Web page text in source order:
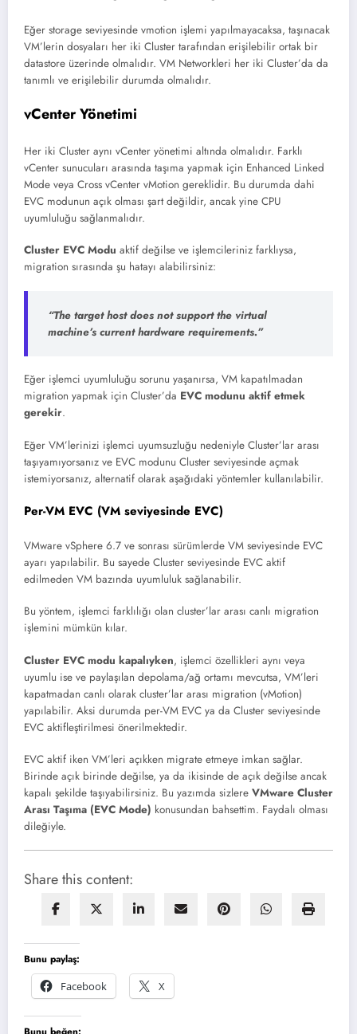
Eğer storage seviyesinde vmotion işlemi yapılmayacaksa, taşınacak
VM’lerin dosyaları her iki Cluster tarafından erişilebilir ortak bir
datastore üzerinde olmalıdır. VM Networkleri her iki Cluster’da da
tanımlı ve erişilebilir durumda olmalıdır.
vCenter Yönetimi
Her iki Cluster aynı vCenter yönetimi altında olmalıdır. Farklı
vCenter sunucuları arasında taşıma yapmak için Enhanced Linked
Mode veya Cross vCenter vMotion gereklidir. Bu durumda dahi
EVC modunun açık olması şart değildir, ancak yine CPU
uyumluluğu sağlanmalıdır.
Cluster EVC Modu aktif değilse ve işlemcileriniz farklıysa,
migration sırasında şu hatayı alabilirsiniz:
“The target host does not support the virtual
machine’s current hardware requirements.”
Eğer işlemci uyumluluğu sorunu yaşanırsa, VM kapatılmadan
migration yapmak için Cluster’da EVC modunu aktif etmek
gerekir.
Eğer VM’lerinizi işlemci uyumsuzluğu nedeniyle Cluster’lar arası
taşıyamıyorsanız ve EVC modunu Cluster seviyesinde açmak
istemiyorsanız, alternatif olarak aşağıdaki yöntemler kullanılabilir.
Per-VM EVC (VM seviyesinde EVC)
VMware vSphere 6.7 ve sonrası sürümlerde VM seviyesinde EVC
ayarı yapılabilir. Bu sayede Cluster seviyesinde EVC aktif
edilmeden VM bazında uyumluluk sağlanabilir.
Bu yöntem, işlemci farklılığı olan cluster’lar arası canlı migration
işlemini mümkün kılar.
Cluster EVC modu kapalıyken, işlemci özellikleri aynı veya
uyumlu ise ve paylaşılan depolama/ağ ortamı mevcutsa, VM’leri
kapatmadan canlı olarak cluster’lar arası migration (vMotion)
yapılabilir. Aksi durumda per-VM EVC ya da Cluster seviyesinde
EVC aktifleştirilmesi önerilmektedir.
EVC aktif iken VM’leri açıkken migrate etmeye imkan sağlar.
Birinde açık birinde değilse, ya da ikisinde de açık değilse ancak
kapalı şekilde taşıyabilirsiniz. Bu yazımda sizlere VMware Cluster
Arası Taşıma (EVC Mode) konusundan bahsettim. Faydalı olması
dileğiyle.
Share this content:
Bunu paylaş:
Facebook
X